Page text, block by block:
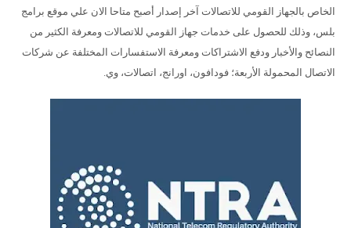
الخاص بالجهاز القومي للاتصالات آخر إصدار أصبح متاحا الان علي موقع برامج
بلس، وذلك للحصول على خدمات جهاز القومي للاتصالات ومعرفة الكثير من
النصائح والأخبار ودفع الاشتراكات ومعرفة الاستفسارات المختلفة عن شركات
الاتصال المحمولة الأربعة؛ فودافون، اورانج، اتصالات، وي.